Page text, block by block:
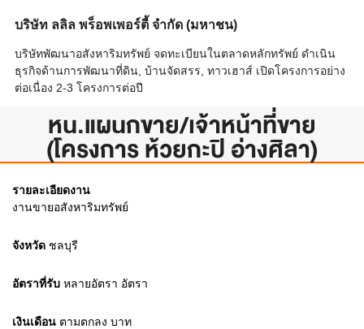
บริษัท ลลิล พร็อพเพอร์ตี้ จำกัด (มหาชน)
บริษัทพัฒนาอสังหาริมทรัพย์ จดทะเบียนในตลาดหลักทรัพย์ ดำเนิน
ธุรกิจด้านการพัฒนาที่ดิน, บ้านจัดสรร, ทาวเฮาส์ เปิดโครงการอย่าง
ต่อเนื่อง 2-3 โครงการต่อปี
หน.แผนกขาย/เจ้าหน้าที่ขาย
(โครงการ ห้วยกะปิ อ่างศิลา)
รายละเอียดงาน
งานขายอสังหาริมทรัพย์
จังหวัด ชลบุรี
อัตราที่รับ หลายอัตรา อัตรา
เงินเดือน ตามตกลง บาท